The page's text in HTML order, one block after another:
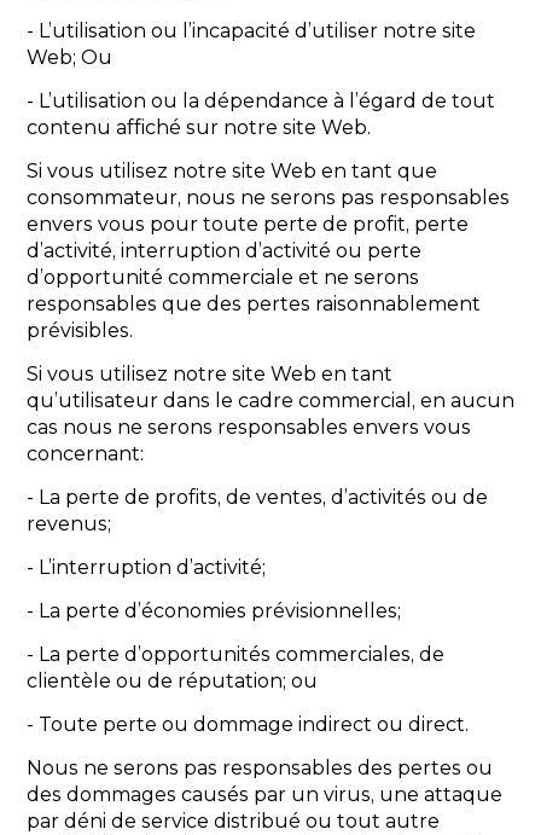
- L’utilisation ou l’incapacité d’utiliser notre site
Web; Ou
- L’utilisation ou la dépendance à l’égard de tout
contenu affiché sur notre site Web.
Si vous utilisez notre site Web en tant que
consommateur, nous ne serons pas responsables
envers vous pour toute perte de profit, perte
d’activité, interruption d’activité ou perte
d’opportunité commerciale et ne serons
responsables que des pertes raisonnablement
prévisibles.
Si vous utilisez notre site Web en tant
qu’utilisateur dans le cadre commercial, en aucun
cas nous ne serons responsables envers vous
concernant:
- La perte de profits, de ventes, d’activités ou de
revenus;
- L’interruption d’activité;
- La perte d’économies prévisionnelles;
- La perte d’opportunités commerciales, de
clientèle ou de réputation; ou
- Toute perte ou dommage indirect ou direct.
Nous ne serons pas responsables des pertes ou
des dommages causés par un virus, une attaque
par déni de service distribué ou tout autre